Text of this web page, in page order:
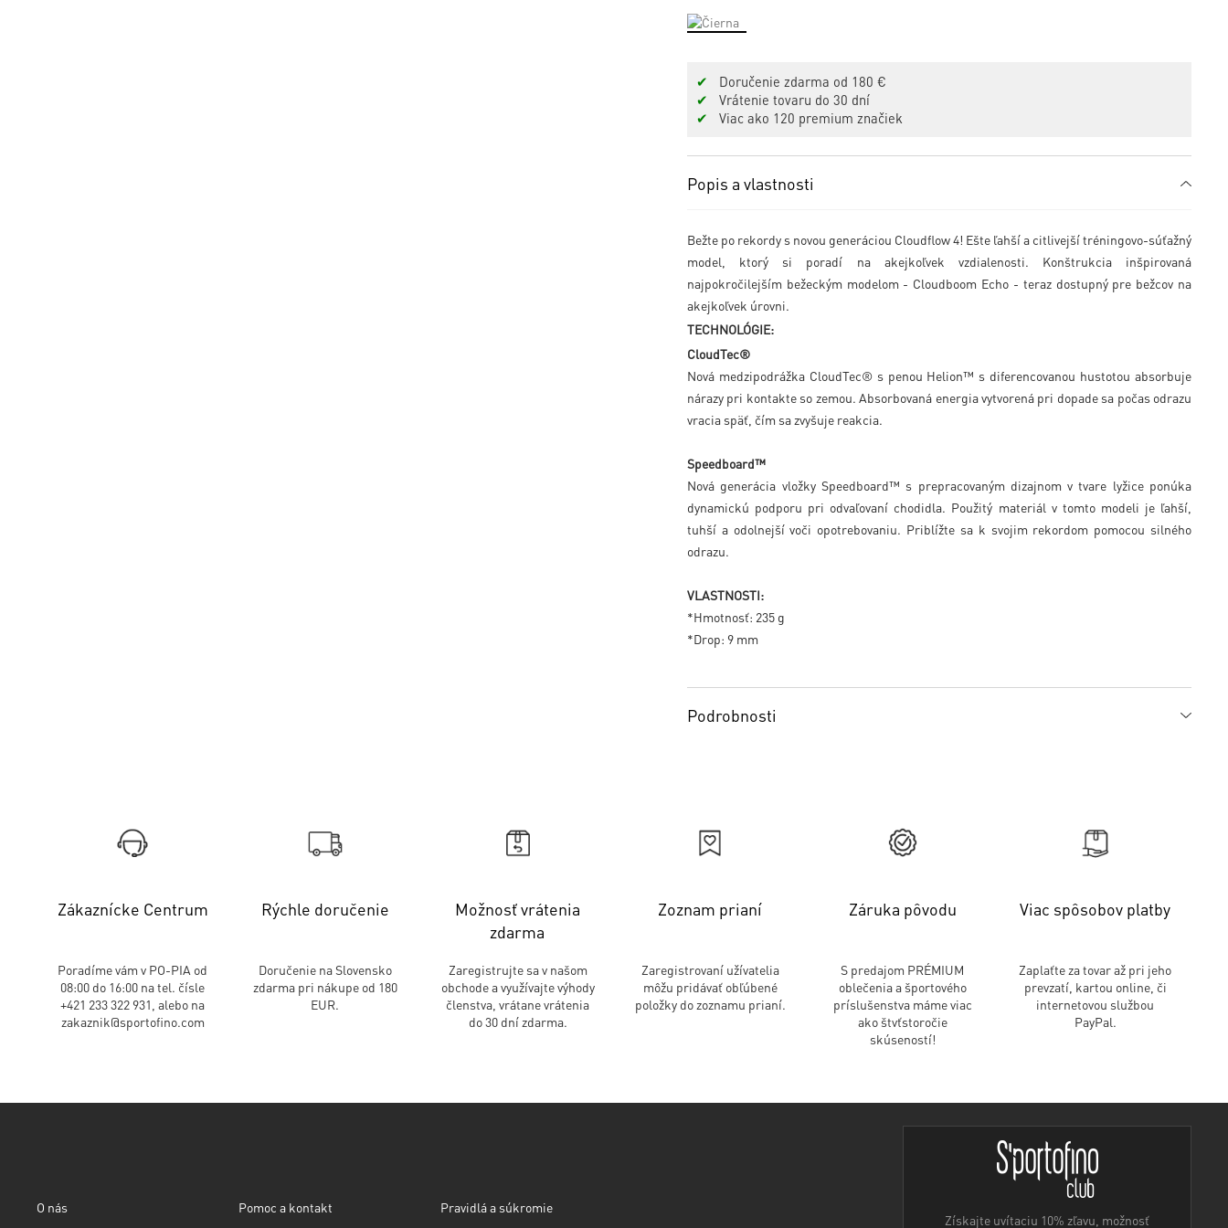
✔
Doručenie zdarma od 180 €
✔
Vrátenie tovaru do 30 dní
✔
Viac ako 120 premium značiek
Popis a vlastnosti
Bežte po rekordy s novou generáciou Cloudflow 4! Ešte ľahší a citlivejší tréningovo-súťažný
model, ktorý si poradí na akejkoľvek vzdialenosti. Konštrukcia inšpirovaná
najpokročilejším bežeckým modelom - Cloudboom Echo - teraz dostupný pre bežcov na
akejkoľvek úrovni.
TECHNOLÓGIE:
CloudTec®
Nová medzipodrážka CloudTec® s penou Helion™ s diferencovanou hustotou absorbuje
nárazy pri kontakte so zemou. Absorbovaná energia vytvorená pri dopade sa počas odrazu
vracia späť, čím sa zvyšuje reakcia.
Speedboard™
Nová generácia vložky Speedboard™ s prepracovaným dizajnom v tvare lyžice ponúka
dynamickú podporu pri odvaľovaní chodidla. Použitý materiál v tomto modeli je ľahší,
tuhší a odolnejší voči opotrebovaniu. Priblížte sa k svojim rekordom pomocou silného
odrazu.
VLASTNOSTI:
*Hmotnosť: 235 g
*Drop: 9 mm
Podrobnosti
Zákaznícke Centrum
Poradíme vám v PO-PIA od
08:00 do 16:00 na tel. čísle
+421 233 322 931, alebo na
zakaznik@sportofino.com
Rýchle doručenie
Doručenie na Slovensko
zdarma pri nákupe od 180
EUR.
Možnosť vrátenia
zdarma
Zaregistrujte sa v našom
obchode a využívajte výhody
členstva, vrátane vrátenia
do 30 dní zdarma.
Zoznam prianí
Zaregistrovaní užívatelia
môžu pridávať obľúbené
položky do zoznamu prianí.
Záruka pôvodu
S predajom PRÉMIUM
oblečenia a športového
príslušenstva máme viac
ako štvťstoročie
skúseností!
Viac spôsobov platby
Zaplaťte za tovar až pri jeho
prevzatí, kartou online, či
internetovou službou
PayPal.
Získajte uvítaciu 10% zľavu, možnosť
O nás Pomoc a kontakt Pravidlá a súkromie